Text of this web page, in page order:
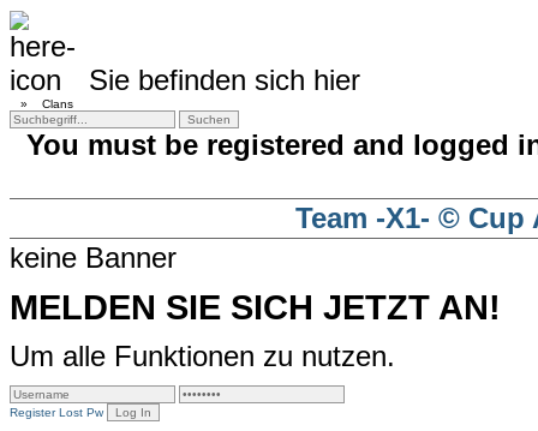
Sie befinden sich hier
» Clans
You must be registered and logged
Team -X1- ©
keine Banner
MELDEN SIE SICH JETZT AN!
Um alle Funktionen zu nutzen.
Register Lost Pw